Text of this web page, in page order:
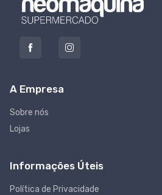
A Empresa
Sobre nós
Lojas
Informações Úteis
Política de Privacidade